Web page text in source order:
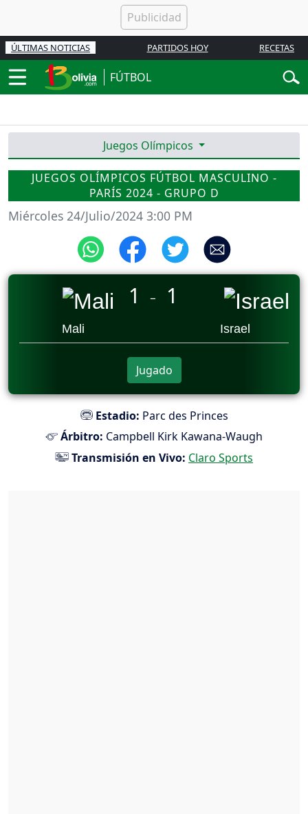
ÚLTIMAS NOTICIAS PARTIDOS HOY RECETAS
FÚTBOL
Juegos Olímpicos
JUEGOS OLÍMPICOS FÚTBOL MASCULINO -
PARÍS 2024 - GRUPO D
Miércoles 24/Julio/2024 3:00 PM
Mali
1 _ 1
Israel
Jugado
Estadio: Parc des Princes
Árbitro: Campbell Kirk Kawana-Waugh
Transmisión en Vivo: Claro Sports